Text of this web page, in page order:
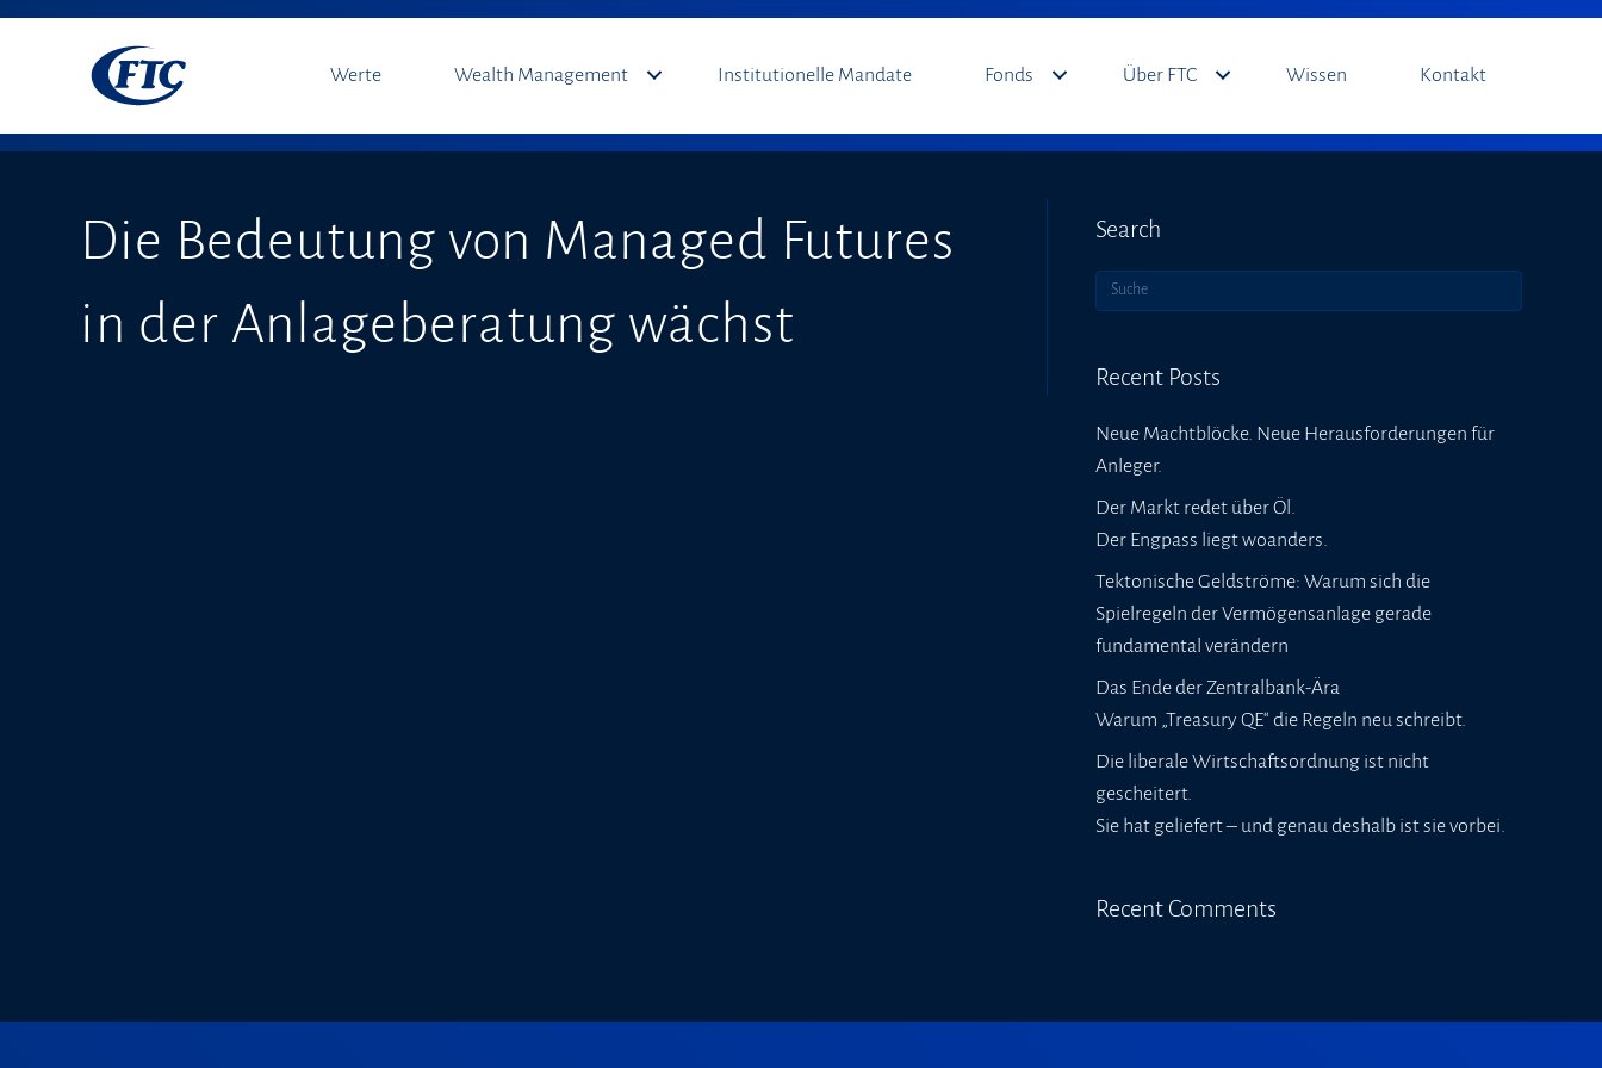
Werte Wealth Management Institutionelle Mandate Fonds Über FTC Wissen Kontakt
Die Bedeutung von Managed Futures
in der Anlageberatung wächst
Search
Recent Posts
Neue Machtblöcke. Neue Herausforderungen für
Anleger.
Der Markt redet über Öl.
Der Engpass liegt woanders.
Tektonische Geldströme: Warum sich die
Spielregeln der Vermögensanlage gerade
fundamental verändern
Das Ende der Zentralbank-Ära
Warum „Treasury QE“ die Regeln neu schreibt.
Die liberale Wirtschaftsordnung ist nicht
gescheitert.
Sie hat geliefert – und genau deshalb ist sie vorbei.
Recent Comments